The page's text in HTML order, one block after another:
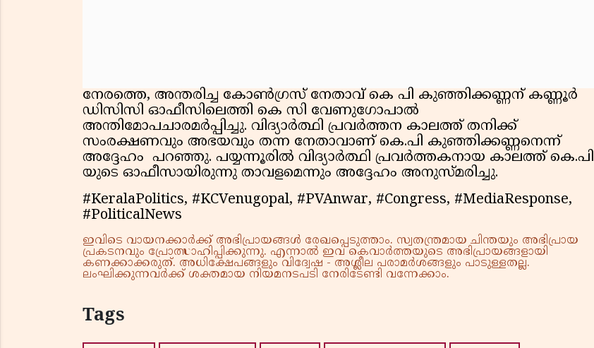
നേരത്തെ, അന്തരിച്ച കോൺഗ്രസ് നേതാവ് കെ പി കുഞ്ഞിക്കണ്ണന് കണ്ണൂർ
ഡിസിസി ഓഫീസിലെത്തി കെ സി വേണുഗോപാൽ
അന്തിമോപചാരമർപ്പിച്ചു. വിദ്യാർത്ഥി പ്രവർത്തന കാലത്ത് തനിക്ക്
സംരക്ഷണവും അഭയവും തന്ന നേതാവാണ് കെ.പി കുഞ്ഞിക്കണ്ണനെന്ന്
അദ്ദേഹം പറഞ്ഞു. പയ്യന്നൂരിൽ വിദ്യാർത്ഥി പ്രവർത്തകനായ കാലത്ത് കെ.പി
യുടെ ഓഫീസായിരുന്നു താവളമെന്നും അദ്ദേഹം അനുസ്മരിച്ചു.
#KeralaPolitics, #KCVenugopal, #PVAnwar, #Congress, #MediaResponse,
#PoliticalNews
ഇവിടെ വായനക്കാർക്ക് അഭിപ്രായങ്ങൾ രേഖപ്പെടുത്താം. സ്വതന്ത്രമായ ചിന്തയും അഭിപ്രായ
പ്രകടനവും പ്രോത്സാഹിപ്പിക്കുന്നു. എന്നാൽ ഇവ കെവാർത്തയുടെ അഭിപ്രായങ്ങളായി
കണക്കാക്കരുത്. അധിക്ഷേപങ്ങളും വിദ്വേഷ - അശ്ലീല പരാമർശങ്ങളും പാടുള്ളതല്ല.
ലംഘിക്കുന്നവർക്ക് ശക്തമായ നിയമനടപടി നേരിടേണ്ടി വന്നേക്കാം.
Tags